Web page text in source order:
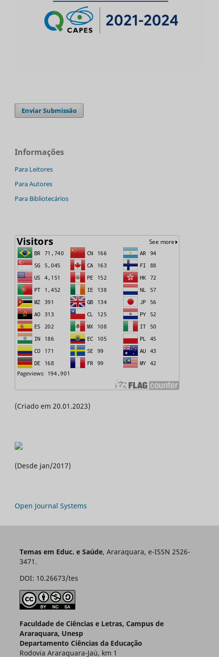
Enviar Submissão
Informações
Para Leitores
Para Autores
Para Bibliotecários
(Criado em 20.01.2023)
(Desde jan/2017)
Open Journal Systems
Temas em Educ. e Saúde, Araraquara, e-ISSN 2526-
3471.
DOI: 10.26673/tes
Faculdade de Ciências e Letras, Campus de
Araraquara, Unesp
Departamento Ciências da Educação
Rodovia Araraquara-Jaú, km 1